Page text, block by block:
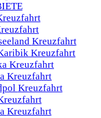
Kreuzfahrt
Kreuzfahrt
Kreuzfahrt
Kreuzfahrt
Kreuzfahrt
Kreuzfahrt